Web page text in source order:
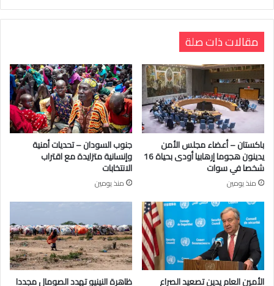
مقالات ذات صلة
باكستان – أعضاء مجلس الأمن
يدينون هجوما إرهابيا أودى بحياة 16
شخصا في سوات
منذ يومين
جنوب السودان – تحديات أمنية
وإنسانية متزايدة مع اقتراب
الانتخابات
منذ يومين
الأمين العام يدين تصعيد الصراع ظاهرة النينيو تهدد الصومال مجددا